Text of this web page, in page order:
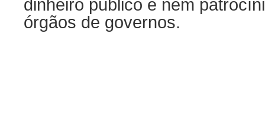
dinheiro público e nem
órgãos de governos.